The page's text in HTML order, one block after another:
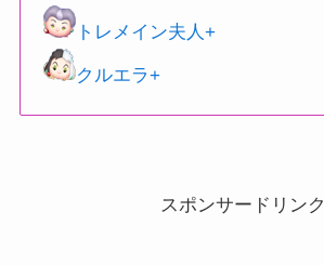
トレメイン夫人+
クルエラ+
スポンサードリンク